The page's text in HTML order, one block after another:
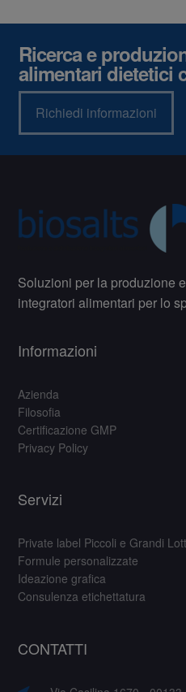
Ricerca e
alimentari dietetici
Richiedi informazioni
Soluzioni per la produzione
integratori alimentari per lo
Informazioni
Azienda
Filosofia
Certificazione GMP
Privacy Policy
Servizi
Private label Piccoli e Grandi
Formule personalizzate
Ideazione grafica
Consulenza etichettatura
CONTATTI